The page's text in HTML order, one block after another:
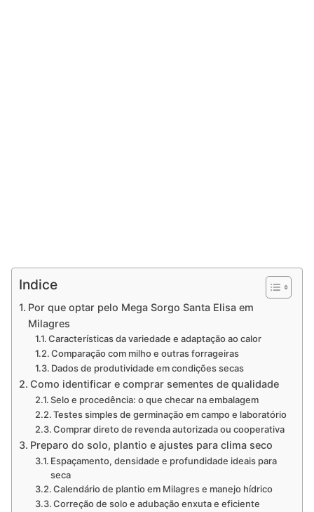
Indice
Por que optar pelo Mega Sorgo Santa Elisa em
Milagres
Características da variedade e adaptação ao calor
Comparação com milho e outras forrageiras
Dados de produtividade em condições secas
Como identificar e comprar sementes de qualidade
Selo e procedência: o que checar na embalagem
Testes simples de germinação em campo e laboratório
Comprar direto de revenda autorizada ou cooperativa
Preparo do solo, plantio e ajustes para clima seco
Espaçamento, densidade e profundidade ideais para
seca
Calendário de plantio em Milagres e manejo hídrico
Correção de solo e adubação enxuta e eficiente